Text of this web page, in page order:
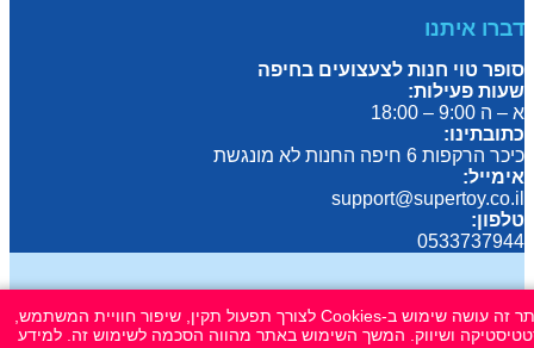
דברו איתנו
סופר טוי חנות לצעצועים בחיפה
שעות פעילות:
א – ה 9:00 – 18:00
כתובתינו:
כיכר הרקפות 6 חיפה החנות לא מונגשת
אימייל:
support@supertoy.co.il
טלפון:
0533737944
הצטרפו למועדון הלקוחות שלנו
אתר זה עושה שימוש ב-Cookies לצורך תפעול תקין, שיפור חוויית המשתמש,
ושיווק. המשך השימוש באתר מהווה הסכמה לשימוש זה. למידע